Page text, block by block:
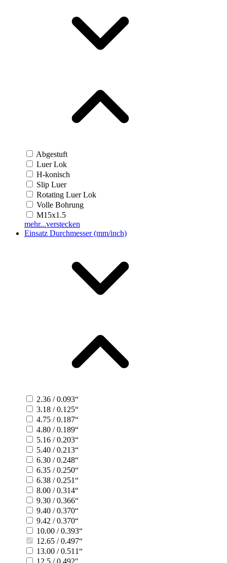
Abgestuft
Luer Lok
H-konisch
Slip Luer
Rotating Luer Lok
Volle Bohrung
M15x1.5
mehr...verstecken
Einsatz Durchmesser (mm/inch)
2.36 / 0.093“
3.18 / 0.125“
4.75 / 0.187“
4.80 / 0.189“
5.16 / 0.203“
5.40 / 0.213“
6.30 / 0.248“
6.35 / 0.250“
6.38 / 0.251“
8.00 / 0.314“
9.30 / 0.366“
9.40 / 0.370“
9.42 / 0.370“
10.00 / 0.393“
12.65 / 0.497“
13.00 / 0.511“
12.5 / 0.492"